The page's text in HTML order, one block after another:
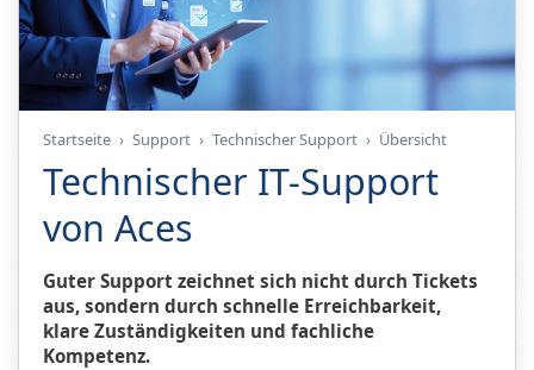
Startseite › Support › Technischer Support › Übersicht
Technischer IT-Support
von Aces
Guter Support zeichnet sich nicht durch Tickets
aus, sondern durch schnelle Erreichbarkeit,
klare Zuständigkeiten und fachliche
Kompetenz.